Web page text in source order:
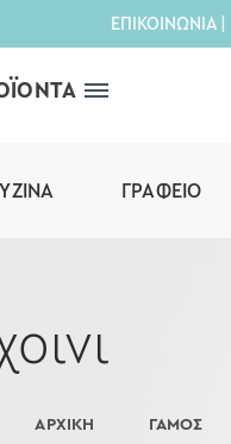
ΕΠΙΚΟΙΝΩΝΙΑ|
ΓΡΑΦΕΊΟ
ΑΡΧΙΚΗ ΓΑΜΟΣ